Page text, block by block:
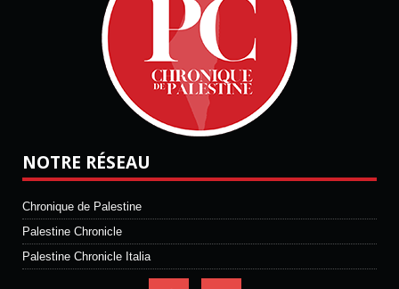
NOTRE RÉSEAU
Chronique de Palestine
Palestine Chronicle
Palestine Chronicle Italia